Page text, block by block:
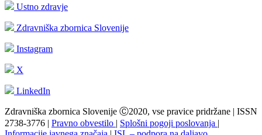
Ustno zdravje
Zdravniška zbornica Slovenije
Instagram
X
LinkedIn
Zdravniška zbornica Slovenije Ⓒ2020, vse pravice pridržane | ISSN
2738-3776 | Pravno obvestilo | Splošni pogoji poslovanja |